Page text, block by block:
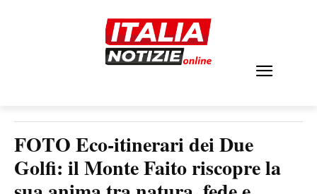
FOTO Eco-itinerari dei Due
Golfi: il Monte Faito riscopre la